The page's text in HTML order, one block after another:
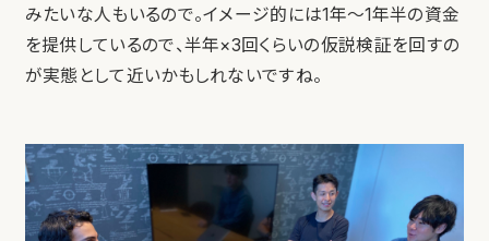
みたいな人もいるので。イメージ的には1年～1年半の資金
を提供しているので、半年×3回くらいの仮説検証を回すの
が実態として近いかもしれないですね。